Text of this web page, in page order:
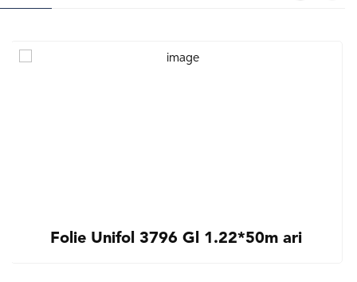
Folie Unifol 3796 Gl 1.22*50m ari